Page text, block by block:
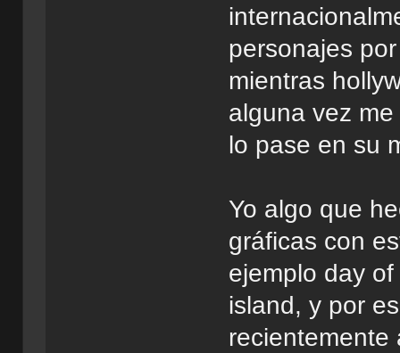
personajes
mientras
alguna vez
lo pase en su
Yo algo que
gráficas con
ejemplo day
island, y por
recientemente